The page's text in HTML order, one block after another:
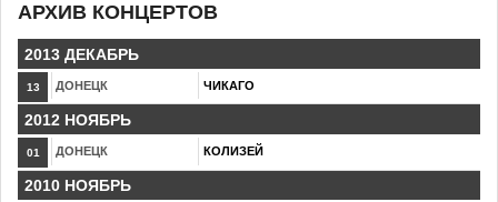
АРХИВ КОНЦЕРТОВ
2013 ДЕКАБРЬ
13 ДОНЕЦК ЧИКАГО
2012 НОЯБРЬ
01 ДОНЕЦК КОЛИЗЕЙ
2010 НОЯБРЬ